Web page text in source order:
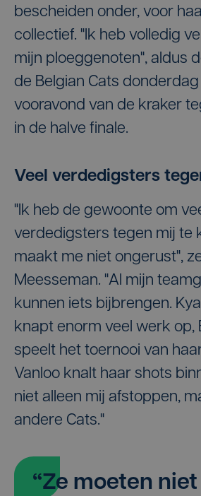
bescheiden onder, voor
collectief. "Ik heb volledig
mijn ploeggenoten", aldus
de Belgian Cats
vooravond van de kraker
in de halve finale.
Veel verdedigsters
"Ik heb de gewoonte om
verdedigsters tegen mij te
maakt me niet ongerust",
Meesseman. "Al mijn
kunnen iets bijbrengen.
knapt enorm veel werk op,
speelt het toernooi van
Vanloo knalt haar shots
niet alleen mij afstoppen,
andere Cats."
“Ze moeten